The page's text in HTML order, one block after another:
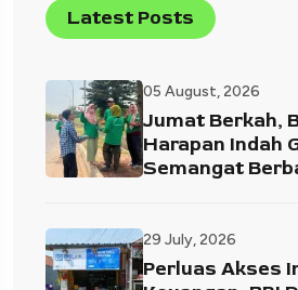
Latest Posts
05 August, 2026
Jumat Berkah,
Harapan Indah
Semangat
29 July, 2026
Perluas Akses